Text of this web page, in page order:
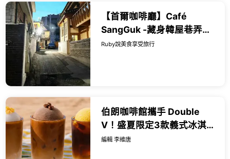
【首爾咖啡廳】Café
SangGuk -藏身韓屋巷弄的
景觀咖啡廳，頂樓欣賞首爾
Ruby說美食享受旅行
伯朗咖啡館攜手 Double
V！盛夏限定3款義式冰淇淋
特調與雙球聖代優惠開跑。
編輯 李維唐